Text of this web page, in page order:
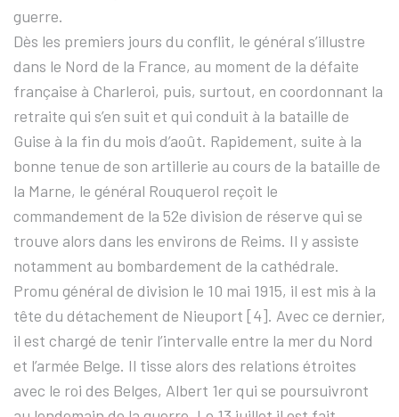
guerre.
Dès les premiers jours du conflit, le général s’illustre
dans le Nord de la France, au moment de la défaite
française à Charleroi, puis, surtout, en coordonnant la
retraite qui s’en suit et qui conduit à la bataille de
Guise à la fin du mois d’août. Rapidement, suite à la
bonne tenue de son artillerie au cours de la bataille de
la Marne, le général Rouquerol reçoit le
commandement de la 52e division de réserve qui se
trouve alors dans les environs de Reims. Il y assiste
notamment au bombardement de la cathédrale.
Promu général de division le 10 mai 1915, il est mis à la
tête du détachement de Nieuport [4]. Avec ce dernier,
il est chargé de tenir l’intervalle entre la mer du Nord
et l’armée Belge. Il tisse alors des relations étroites
avec le roi des Belges, Albert 1er qui se poursuivront